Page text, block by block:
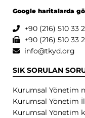
Google haritalarda
+90 (216) 510 33
+90 (216) 510 33
info@tkyd.org
SIK SORULAN
Kurumsal Yönetim
Kurumsal Yönetim
Kurumsal Yönetim